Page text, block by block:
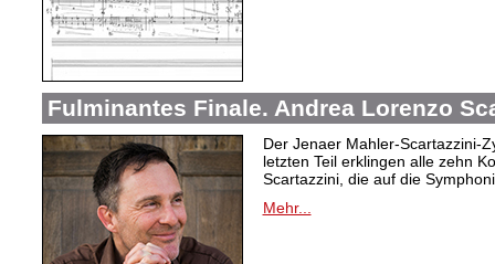
Fulminantes Finale. Andrea Lorenzo
Der Jenaer Mahler-Scartazzini-
letzten Teil erklingen alle zehn
Scartazzini, die auf die
Mehr...